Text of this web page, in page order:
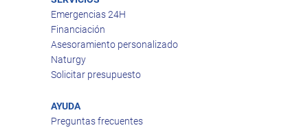
Emergencias 24H
Financiación
Asesoramiento personalizado
Naturgy
Solicitar presupuesto
AYUDA
Preguntas frecuentes